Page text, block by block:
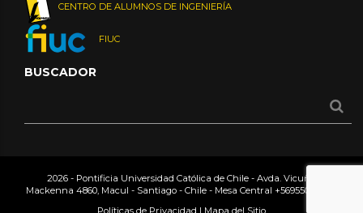
CENTRO DE ALUMNOS DE INGENIERÍA
FIUC
BUSCADOR
2026 - Pontificia Universidad Católica de Chile - Avda. Vicuña
Mackenna 4860, Macul - Santiago - Chile - Mesa Central +56955042000
Políticas de Privacidad | Mapa del Sitio